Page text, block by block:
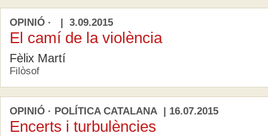
OPINIÓ · | 3.09.2015
El camí de la violència
Fèlix Martí
Filòsof
OPINIÓ · POLÍTICA CATALANA | 16.07.2015
Encerts i turbulències